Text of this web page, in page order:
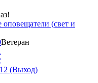
(свет и
Ветеран
(Выход)